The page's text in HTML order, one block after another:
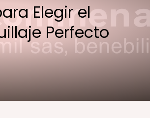
Elegir el
Perfecto